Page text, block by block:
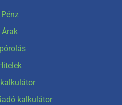
Pénz
Árak
kalkulátor